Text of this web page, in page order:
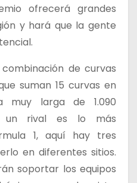
ofrecerá grandes
y hará que la gente
de curvas
suman 15 curvas en
muy larga de 1.090
un rival es lo más
1, aquí hay tres
en diferentes sitios.
soportar los equipos